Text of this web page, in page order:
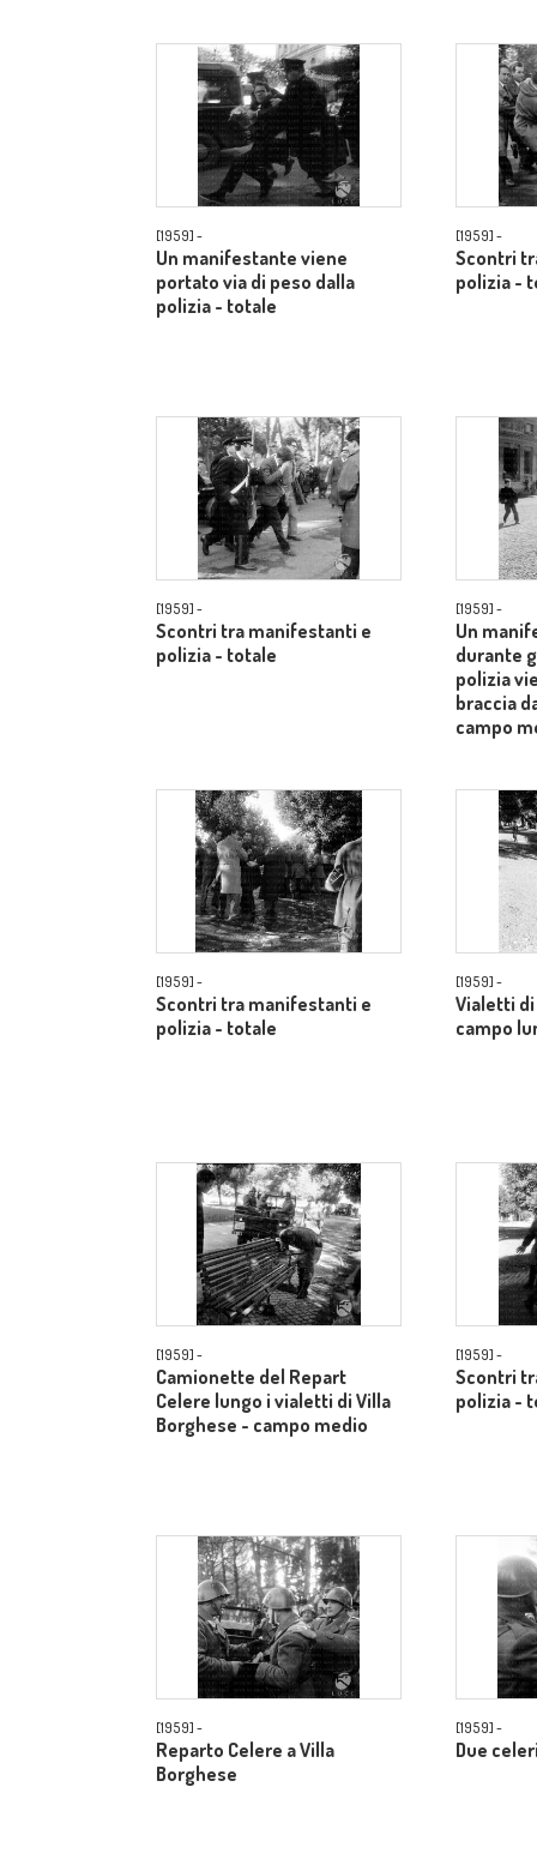
[1959] -
Un manifestante viene
portato via di peso dalla
polizia - totale
[1959] -
Scontri
polizia -
[1959] -
Scontri tra manifestanti e
polizia - totale
[1959] -
Un
durante
polizia
braccia
campo
[1959] -
Scontri tra manifestanti e
polizia - totale
[1959] -
Vialetti
campo
[1959] -
Camionette del Repart
Celere lungo i vialetti di Villa
Borghese - campo medio
[1959] -
Scontri
polizia -
[1959] -
Reparto Celere a Villa
Borghese
[1959] -
Due